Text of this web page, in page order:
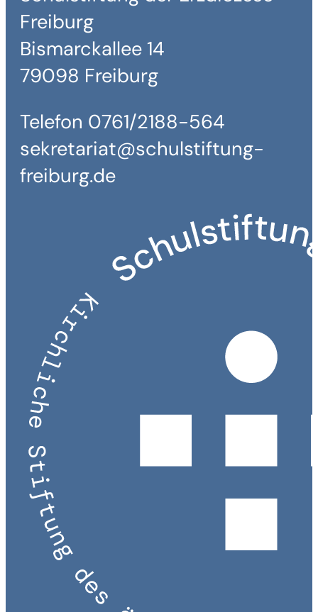
Freiburg
Bismarckallee 14
79098 Freiburg
Telefon 0761/2188-564
sekretariat@schulstiftung-
freiburg.de